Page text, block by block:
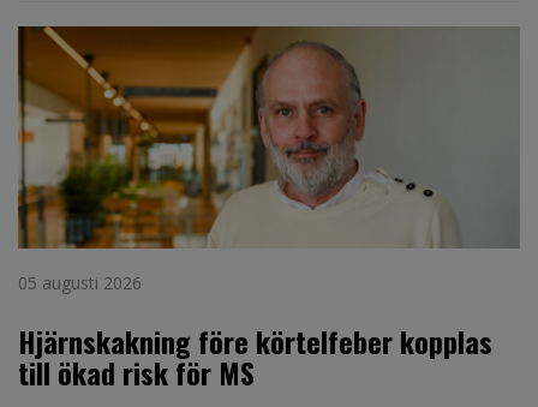
05 augusti 2026
Hjärnskakning före körtelfeber kopplas
till ökad risk för MS